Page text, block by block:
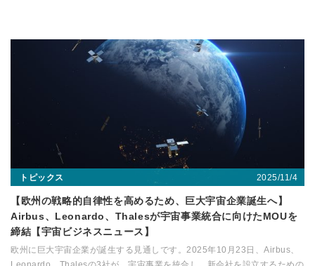
トピックス 2025/11/4
【欧州の戦略的自律性を高めるため、巨大宇宙企業誕生へ】
Airbus、Leonardo、Thalesが宇宙事業統合に向けたMOUを
締結【宇宙ビジネスニュース】
欧州に巨大宇宙企業が誕生する見通しです。2025年10月23日、Airbus、